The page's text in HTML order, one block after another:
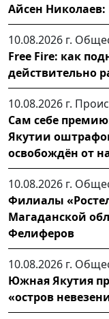
Айсен
10.08.2026 г.
Free Fire: как
действительно
10.08.2026 г.
Сам себе
Якутии
освобождён от
10.08.2026 г.
Филиалы
Магаданской
Фелиферов
10.08.2026 г.
Южная Якутия
«остров